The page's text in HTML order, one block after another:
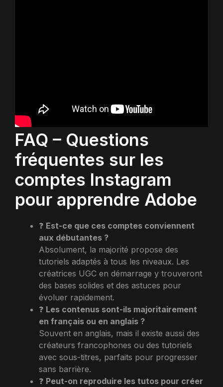
FAQ – Questions
fréquentes sur les
comptes Instagram
pour apprendre Adobe
❓ Est-ce que ces comptes conviennent
aux débutantes ?
Absolument, la majorité propose des
tutoriels adaptés à tous les niveaux. Les
créatrices UGC en démarrage y trouveront
des bases solides et des astuces pour
évoluer rapidement.
❓ Les contenus sont-ils majoritairement
en français ou en anglais ?
Souvent en anglais, mais il existe aussi des
créateurs francophones ou des tutoriels
avec sous-titres, parfaits pour progresser
sans barrière.
❓ Peut-on reproduire les tutos pour créer